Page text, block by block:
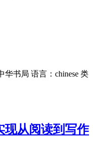
书局 语言：chinese 类
现从阅读到写作